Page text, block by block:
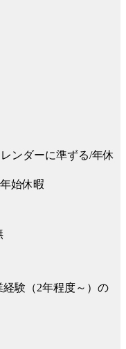
ンダーに準ずる/年休
始休暇
験（2年程度～）の